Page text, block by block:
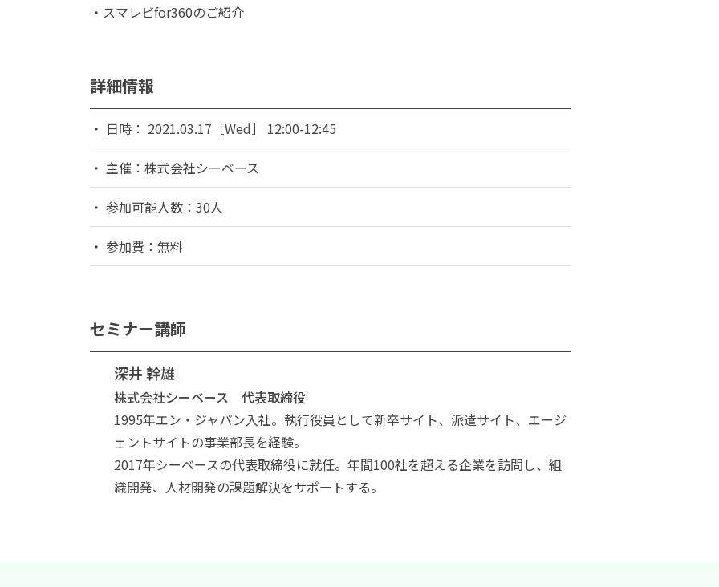
・スマレビfor360のご紹介
詳細情報
日時： 2021.03.17［Wed］ 12:00-12:45
主催：株式会社シーベース
参加可能人数：30人
参加費：無料
セミナー講師
深井 幹雄
株式会社シーベース 代表取締役
1995年エン・ジャパン入社。執行役員として新卒サイト、派遣サイト、エージ
ェントサイトの事業部長を経験。
2017年シーベースの代表取締役に就任。年間100社を超える企業を訪問し、組
織開発、人材開発の課題解決をサポートする。